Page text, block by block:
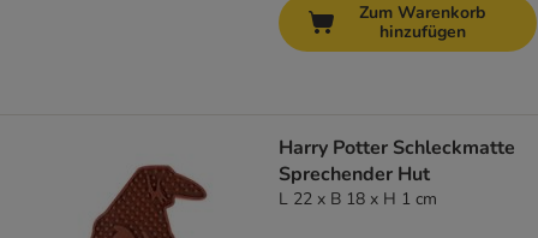
Zum Warenkorb
hinzufügen
Harry Potter Schleckmatte
Sprechender Hut
L 22 x B 18 x H 1 cm